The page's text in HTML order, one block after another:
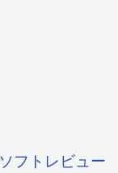
フトレビュー